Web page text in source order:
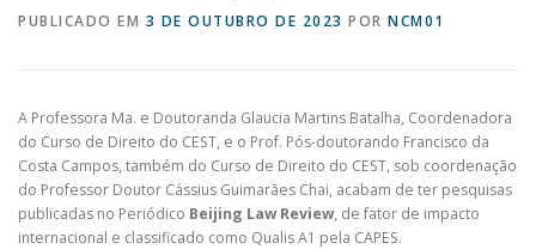
PUBLICADO EM 3 DE OUTUBRO DE 2023 POR NCM01
A Professora Ma. e Doutoranda Glaucia Martins Batalha, Coordenadora
do Curso de Direito do CEST, e o Prof. Pós-doutorando Francisco da
Costa Campos, também do Curso de Direito do CEST, sob coordenação
do Professor Doutor Cássius Guimarães Chai, acabam de ter pesquisas
publicadas no Periódico Beijing Law Review, de fator de impacto
internacional e classificado como Qualis A1 pela CAPES.